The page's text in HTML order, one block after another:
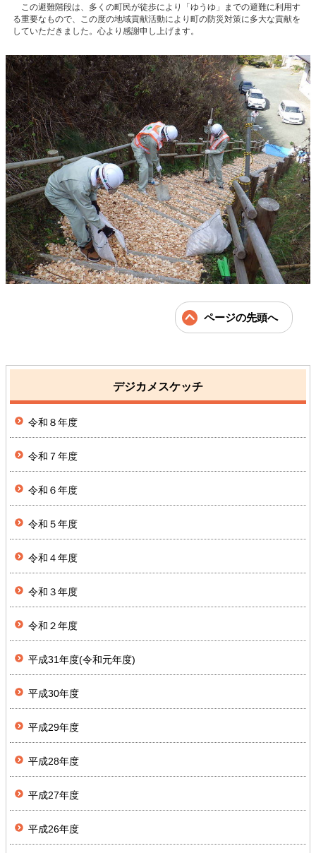
​ この避難階段は、多くの町民が徒歩により「ゆうゆ」までの避難に利用す
る重要なもので、この度の地域貢献活動により町の防災対策に多大な貢献を
していただきました。心より感謝申し上げます。
ページの先頭へ
デジカメスケッチ
令和８年度
令和７年度
令和６年度
令和５年度
令和４年度
令和３年度
令和２年度
平成31年度(令和元年度)
平成30年度
平成29年度
平成28年度
平成27年度
平成26年度